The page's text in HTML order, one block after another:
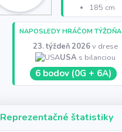
185 cm
NAPOSLEDY HRÁČOM TÝŽDŇA
23. týždeň 2026v drese
USA s bilanciou
6 bodov (0G + 6A)
Reprezentačné štatistiky